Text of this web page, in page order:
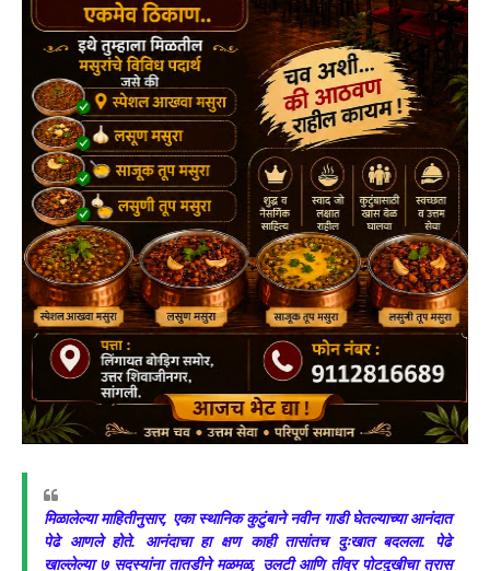
मिळालेल्या माहितीनुसार, एका स्थानिक कुटुंबाने नवीन गाडी घेतल्याच्या आनंदात
पेढे आणले होते. आनंदाचा हा क्षण काही तासांतच दुःखात बदलला. पेढे
खाल्लेल्या ७ सदस्यांना तातडीने मळमळ, उलटी आणि तीव्र पोटदुखीचा त्रास